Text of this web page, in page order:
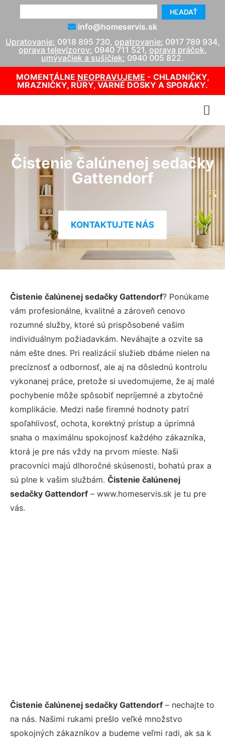
HĽADAŤ
info@homeservis.sk
Upratovanie: 0918 895 730, opatrovanie: 0917 789 934,
oprava televízorov: 0940 711 521, oprava práčok,
umývačiek a sušičiek: 0940 005 822.
MOMENTÁLNE NEOPRAVUJEME - CHLADNIČKY,
MRAZNIČKY, RÚRY, VARNÉ DOSKY A SPORÁKY.
Čistenie čalúnenej sedačky
Gattendorf
KONTAKTUJTE NÁS
Čistenie čalúnenej sedačky Gattendorf? Ponúkame
vám profesionálne, kvalitné a zároveň cenovo
rozumné služby, ktoré sú prispôsobené vašim
individuálnym požiadavkám. Neváhajte a ozvite sa
nám ešte dnes. Pri realizácií služieb dbáme nielen na
precíznosť a odbornosť, ale aj na dôslednú kontrolu
vykonanej práce, pretože si uvedomujeme, že aj malé
pochybenie môže spôsobiť nepríjemné a zbytočné
komplikácie. Medzi naše firemné hodnoty patrí
spoľahlivosť, ochota, korektný prístup a úprimná
snaha o maximálnu spokojnosť každého zákazníka,
ktorá je pre nás vždy na prvom mieste. Naši
pracovníci majú dlhoročné skúsenosti, bohatú prax a
sú plne k vašim službám. Čistenie čalúnenej
sedačky Gattendorf – www.homeservis.sk je tu pre
vás.
Čistenie čalúnenej sedačky Gattendorf – nechajte to
na nás. Našimi rukami prešlo veľké množstvo
spokojných zákazníkov a budeme veľmi radi, ak sa k